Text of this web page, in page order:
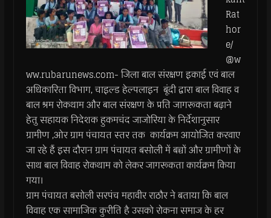
Rat
hor
e/
@w
ww.rubarunews.com- जिला बाल संरक्षण इकाई एवं बाल
अधिकारिता विभाग, चाइल्ड हेल्पलाइन बूंदी द्वारा बाल विवाह व
बाल श्रम रोकथाम और बाल संरक्षण के प्रति जागरूकता बढ़ाने
हेतु सहायक निदेशक हुकमचंद जाजोरिया के निर्देशानुसार
ग्रामीण ,ओर ग्राम पंचायत स्तर तक कार्यक्रम आयोजित करवाए
जा रहे हैं इस दौरान ग्राम पंचायत बसोली में बच्चों और ग्रामीणों के
साथ बाल विवाह रोकथाम को लेकर जागरूकता कार्यक्रम किया
गया।
ग्राम पंचायत बसोली सरपंच महावीर राठौर ने बताया कि बाल
विवाह एक सामाजिक कुरीति है उसको रोकना समाज के हर